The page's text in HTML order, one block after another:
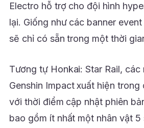
Electro hỗ trợ cho đội hình
lại. Giống như các banner
sẽ chỉ có sẵn trong một thời
Tương tự Honkai: Star Rail, các
Genshin Impact xuất hiện trong
với thời điểm cập nhật phiên
bao gồm ít nhất một nhân vật